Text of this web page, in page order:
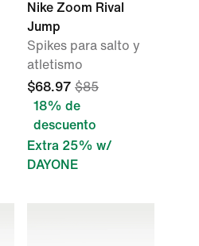
Nike Zoom Rival
Jump
Spikes para salto y
atletismo
$68.97 $85
18% de
descuento
Extra 25% w/
DAYONE